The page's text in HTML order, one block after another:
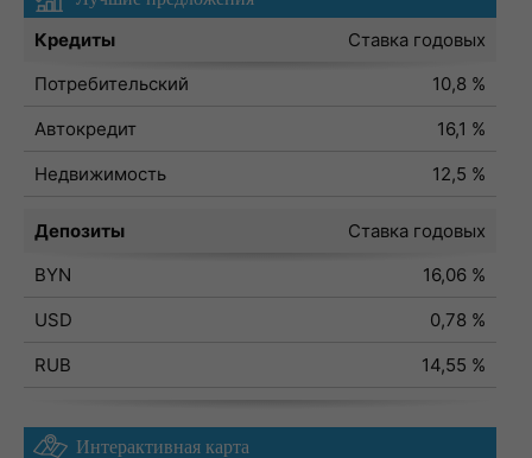
Кредиты
Ставка годовых
Потребительский
10,8 %
Автокредит
16,1 %
Недвижимость
12,5 %
Депозиты
Ставка годовых
BYN
16,06 %
USD
0,78 %
RUB
14,55 %
Интерактивная карта